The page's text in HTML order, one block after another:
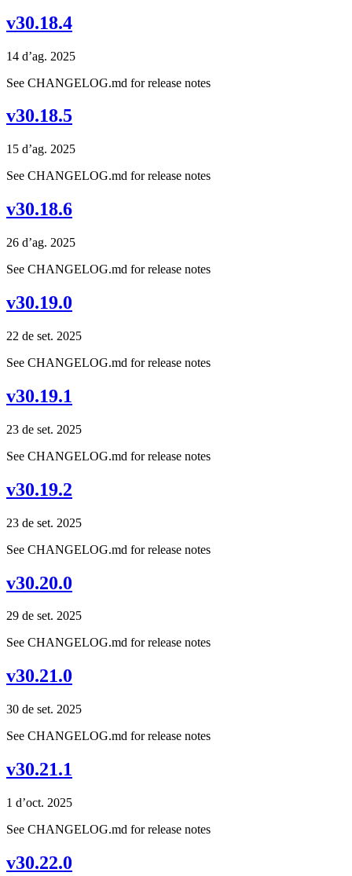
v30.18.4
14 d’ag. 2025
See CHANGELOG.md for release notes
v30.18.5
15 d’ag. 2025
See CHANGELOG.md for release notes
v30.18.6
26 d’ag. 2025
See CHANGELOG.md for release notes
v30.19.0
22 de set. 2025
See CHANGELOG.md for release notes
v30.19.1
23 de set. 2025
See CHANGELOG.md for release notes
v30.19.2
23 de set. 2025
See CHANGELOG.md for release notes
v30.20.0
29 de set. 2025
See CHANGELOG.md for release notes
v30.21.0
30 de set. 2025
See CHANGELOG.md for release notes
v30.21.1
1 d’oct. 2025
See CHANGELOG.md for release notes
v30.22.0